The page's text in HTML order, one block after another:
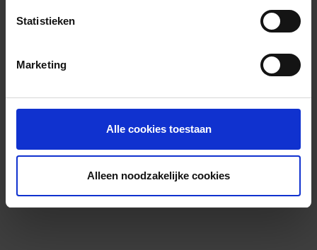
Statistieken
Marketing
Alle cookies toestaan
Alleen noodzakelijke cookies